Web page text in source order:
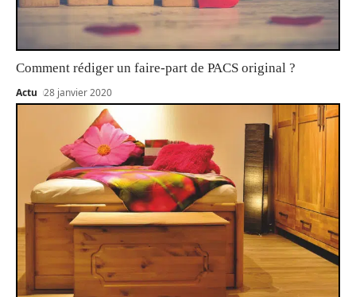
Comment rédiger un faire-part de PACS original ?
Actu 28 janvier 2020